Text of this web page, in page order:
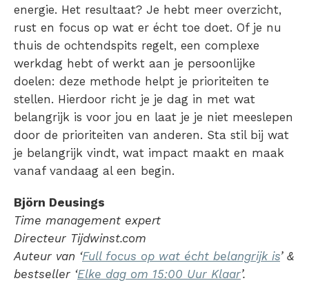
energie. Het resultaat? Je hebt meer overzicht,
rust en focus op wat er écht toe doet. Of je nu
thuis de ochtendspits regelt, een complexe
werkdag hebt of werkt aan je persoonlijke
doelen: deze methode helpt je prioriteiten te
stellen. Hierdoor richt je je dag in met wat
belangrijk is voor jou en laat je je niet meeslepen
door de prioriteiten van anderen. Sta stil bij wat
je belangrijk vindt, wat impact maakt en maak
vanaf vandaag al een begin.
Björn Deusings
Time management expert
Directeur Tijdwinst.com
Auteur van ‘Full focus op wat écht belangrijk is’ &
bestseller ‘Elke dag om 15:00 Uur Klaar’.